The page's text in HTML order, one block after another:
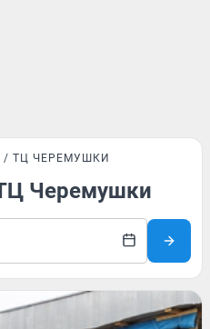
ТЦ ЧЕРЕМУШКИ
Черемушки